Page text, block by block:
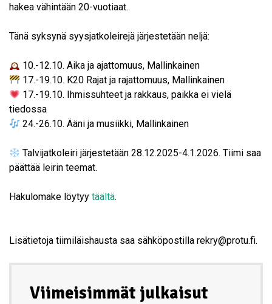
hakea vähintään 20-vuotiaat.⁣
Tänä syksynä syysjatkoleirejä järjestetään neljä:⁣
10.-12.10. Aika ja ajattomuus, Mallinkainen⁣
17.-19.10. K20 Rajat ja rajattomuus, Mallinkainen⁣
17.-19.10. Ihmissuhteet ja rakkaus, paikka ei vielä
tiedossa⁣
24.-26.10. Ääni ja musiikki, Mallinkainen⁣
Talvijatkoleiri järjestetään 28.12.2025-4.1.2026. Tiimi saa
päättää leirin teemat.⁣
Hakulomake löytyy täältä.
Lisätietoja tiimiläishausta saa sähköpostilla rekry@protu.fi.
Viimeisimmät julkaisut